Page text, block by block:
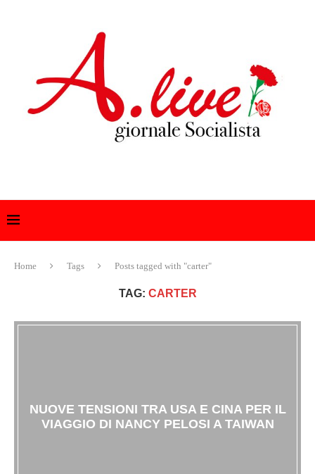
Home Tags Posts tagged with "carter"
TAG: CARTER
NUOVE TENSIONI TRA USA E CINA PER IL
VIAGGIO DI NANCY PELOSI A TAIWAN